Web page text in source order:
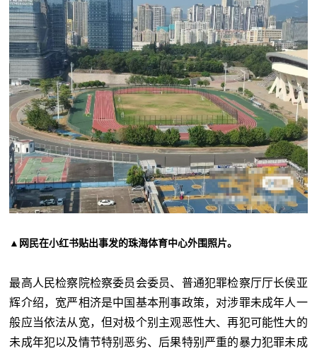
▲网民在小红书贴出事发的珠海体育中心外围照片。
最高人民检察院检察委员会委员、普通犯罪检察厅厅长侯亚
辉介绍，宽严相济是中国基本刑事政策，对涉罪未成年人一
般应当依法从宽，但对极个别主观恶性大、再犯可能性大的
未成年犯以及情节特别恶劣、后果特别严重的暴力犯罪未成